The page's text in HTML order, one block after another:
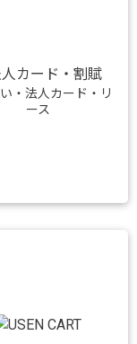
・法人カード・リ
ース